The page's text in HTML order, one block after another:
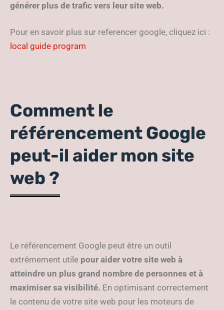
générer plus de trafic vers leur site web.
Pour en savoir plus sur referencer google, cliquez ici :
local guide program
Comment le
référencement Google
peut-il aider mon site
web ?
Le référencement Google peut être un outil
extrêmement utile pour aider votre site web à
atteindre un plus grand nombre de personnes et à
maximiser sa visibilité. En optimisant correctement
le contenu de votre site web pour les moteurs de